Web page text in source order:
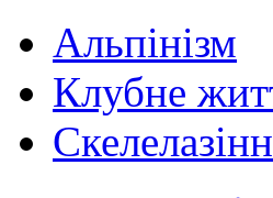
Альпінізм
Клубне